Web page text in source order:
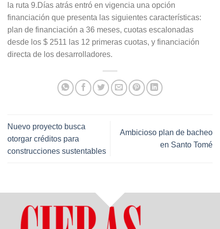
la ruta 9.Días atrás entró en vigencia una opción
financiación que presenta las siguientes características:
plan de financiación a 36 meses, cuotas escalonadas
desde los $ 2511 las 12 primeras cuotas, y financiación
directa de los desarrolladores.
Nuevo proyecto busca
otorgar créditos para
construcciones sustentables
Ambicioso plan de bacheo
en Santo Tomé